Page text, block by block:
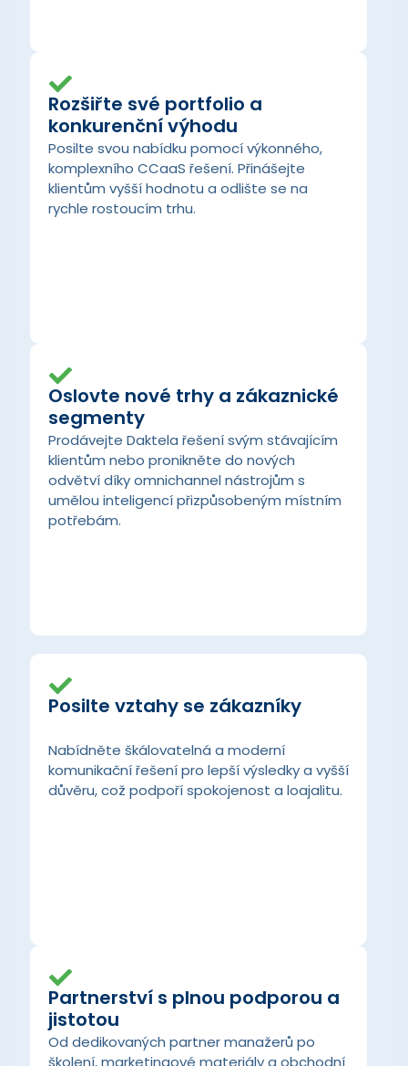
Rozšiřte své portfolio a
konkurenční výhodu
Posilte svou nabídku pomocí výkonného,
komplexního CCaaS řešení. Přinášejte
klientům vyšší hodnotu a odlište se na
rychle rostoucím trhu.
Oslovte nové trhy a zákaznické
segmenty
Prodávejte Daktela řešení svým stávajícím
klientům nebo pronikněte do nových
odvětví díky omnichannel nástrojům s
umělou inteligencí přizpůsobeným místním
potřebám.
Posilte vztahy se zákazníky
Nabídněte škálovatelná a moderní
komunikační řešení pro lepší výsledky a vyšší
důvěru, což podpoří spokojenost a loajalitu.
Partnerství s plnou podporou a
jistotou
Od dedikovaných partner manažerů po
školení, marketingové materiály a obchodní